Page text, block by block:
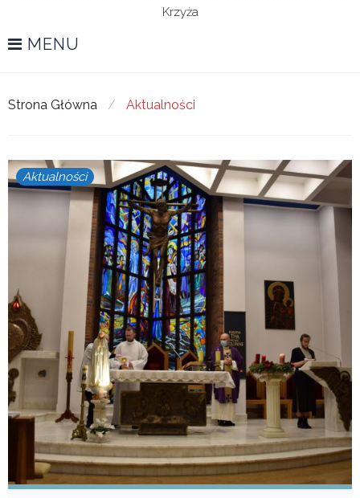
Krzyża
MENU
Strona Główna / Aktualności
Kategoria:
Aktualności
Aktualności